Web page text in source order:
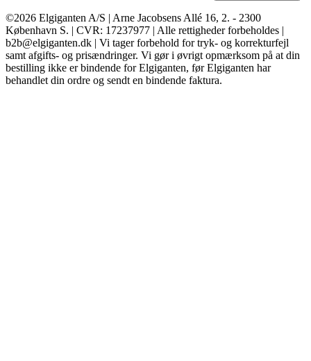
©2026 Elgiganten A/S | Arne Jacobsens Allé 16, 2. - 2300
København S. | CVR: 17237977 | Alle rettigheder forbeholdes |
b2b@elgiganten.dk | Vi tager forbehold for tryk- og korrekturfejl
samt afgifts- og prisændringer. Vi gør i øvrigt opmærksom på at din
bestilling ikke er bindende for Elgiganten, før Elgiganten har
behandlet din ordre og sendt en bindende faktura.